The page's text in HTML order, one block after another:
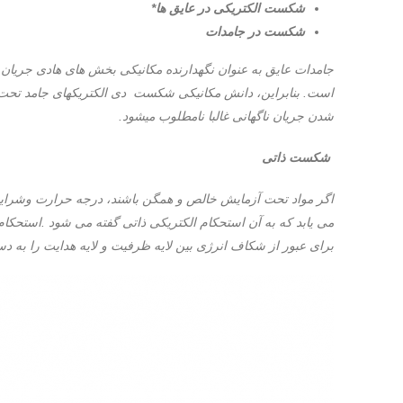
شکست الکتریکی در عایق ها*
شکست در جامدات
جامدات عایق به عنوان نگهدارنده مکانیکی بخش های هادی
است. بنابراین، دانش مکانیکی شکست دی الکتریکهای جامد
شدن جریان ناگهانی غالبا نامطلوب میشود.
شکست ذاتی
اگر مواد تحت آزمایش خالص و همگن باشند، درجه حرارت وشرایط
می یابد که به آن استحکام الکتریکی ذاتی گفته می شود
برای عبور از شکاف انرژی بین لایه ظرفیت و لایه هدایت را به